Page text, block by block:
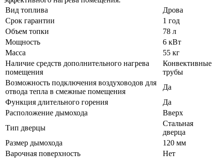
Вид топлива
Дрова
Срок гарантии
1 год
Объем топки
78 л
Мощность
6 кВт
Масса
55 кг
Наличие средств дополнительного нагрева
помещения
Конвективные
трубы
Возможность подключения воздуховодов для
отвода тепла в смежные помещения
Да
Функция длительного горения
Да
Расположение дымохода
Вверх
Тип дверцы
Стальная
дверца
Размер дымохода
120 мм
Варочная поверхность
Нет